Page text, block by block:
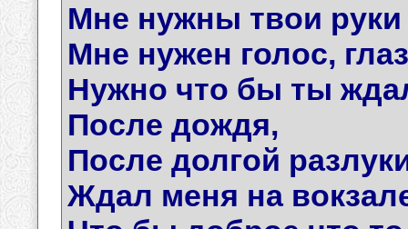
Мне нужны твои руки
Мне нужен голос,
Нужно что бы ты
После дождя,
После долгой
Ждал меня на